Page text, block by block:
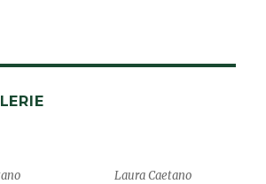
Laura Caetano